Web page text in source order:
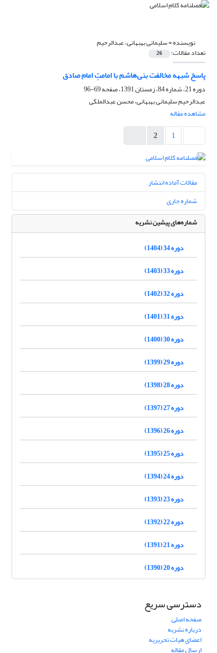
نویسنده =سلیمانی بهبهانی، عبدالرحیم
تعداد مقالات: 26
پاسخ شبهه مخالفت بنی‌هاشم با امامتِ امام صادق
دوره 21، شماره 84، زمستان 1391، صفحه
69-96
عبدالرحیم سلیمانی بهبهانی، محسن عبدالملکی
مشاهده مقاله
1
2
مقالات آماده انتشار
شماره جاری
شماره‌های پیشین نشریه
دوره 34 (1404)
دوره 33 (1403)
دوره 32 (1402)
دوره 31 (1401)
دوره 30 (1400)
دوره 29 (1399)
دوره 28 (1398)
دوره 27 (1397)
دوره 26 (1396)
دوره 25 (1395)
دوره 24 (1394)
دوره 23 (1393)
دوره 22 (1392)
دوره 21 (1391)
دوره 20 (1390)
دسترسی سریع
صفحه اصلی
درباره نشریه
اعضای هیات تحریریه
ارسال مقاله